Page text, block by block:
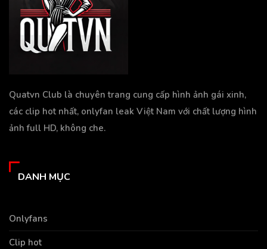
Quatvn Club là chuyên trang cung cấp hình ảnh gái xinh,
các clip hot nhất, onlyfan leak Việt Nam với chất lượng hình
ảnh full HD, không che.
DANH MỤC
Onlyfans
Clip hot